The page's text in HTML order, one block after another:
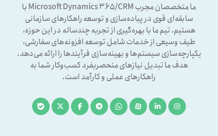
ما متخصصان مجرب Microsoft Dynamics ۳۶۵/CRM با
سابقه‌ای قوی در پیاده‌سازی و توسعه راهکارهای سازمانی
هستیم. تیم ما با بهره‌گیری از تجربه چندساله در این حوزه،
طیف وسیعی از خدمات شامل توسعه افزونه‌های سفارشی،
یکپارچه‌سازی سیستم‌ها و بهینه‌سازی فرآیندها را ارائه می‌دهد.
هدف ما تبدیل نیازهای منحصربفرد کسب‌وکار شما به
راهکارهای عملی و کارآمد است.